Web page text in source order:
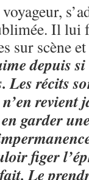
Il lui
sur scène
depuis
Les récits
revient
garder
figer
Le